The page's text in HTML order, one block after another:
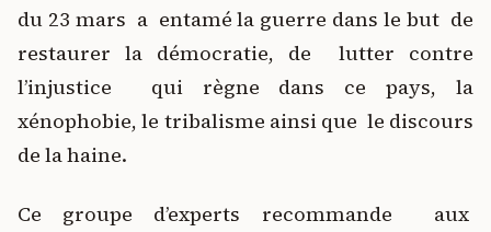
du 23 mars a entamé la guerre dans le but de
restaurer la démocratie, de lutter contre
l’injustice qui règne dans ce pays, la
xénophobie, le tribalisme ainsi que le discours
de la haine.
Ce groupe d’experts recommande aux